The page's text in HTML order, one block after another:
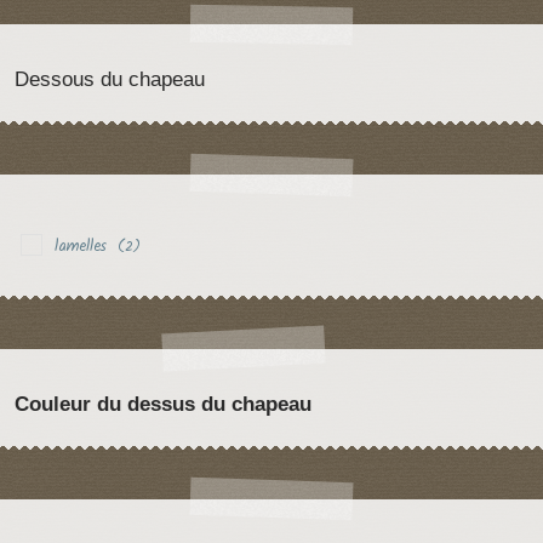
Dessous du chapeau
lamelles (2)
Couleur du dessus du chapeau